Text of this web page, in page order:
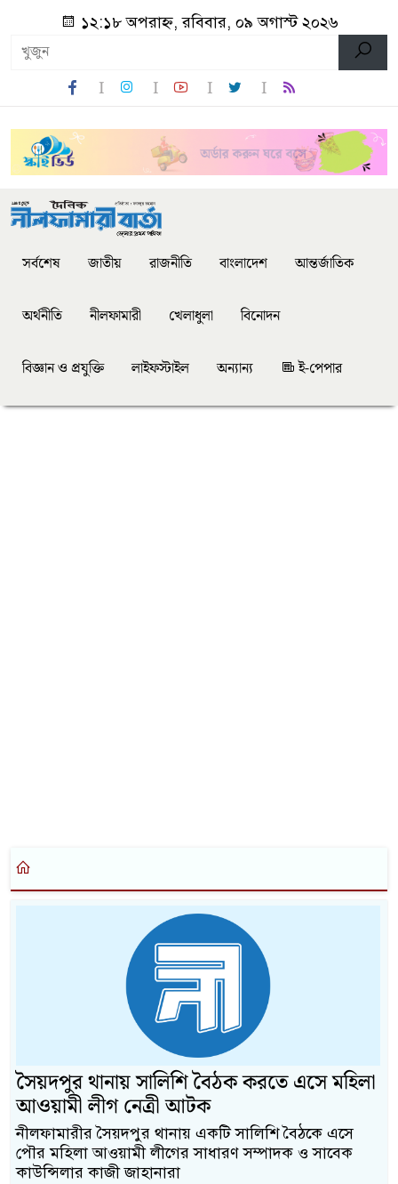
১২:১৮ অপরাহ্ন, রবিবার, ০৯ অগাস্ট ২০২৬
সর্বশেষ জাতীয় রাজনীতি বাংলাদেশ আন্তর্জাতিক
অর্থনীতি নীলফামারী খেলাধুলা বিনোদন
বিজ্ঞান ও প্রযুক্তি লাইফস্টাইল অন্যান্য ই-পেপার
সৈয়দপুর থানায় সালিশি বৈঠক করতে এসে মহিলা
আওয়ামী লীগ নেত্রী আটক
নীলফামারীর সৈয়দপুর থানায় একটি সালিশি বৈঠকে এসে
পৌর মহিলা আওয়ামী লীগের সাধারণ সম্পাদক ও সাবেক
কাউন্সিলার কাজী জাহানারা